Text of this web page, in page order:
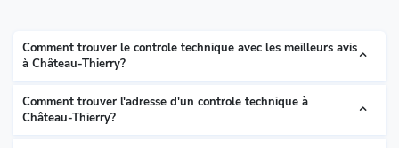
Comment trouver le controle technique avec les meilleurs avis
à Château-Thierry?
Comment trouver l'adresse d'un controle technique à
Château-Thierry?